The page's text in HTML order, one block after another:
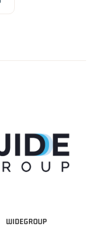
WIDEGROUP